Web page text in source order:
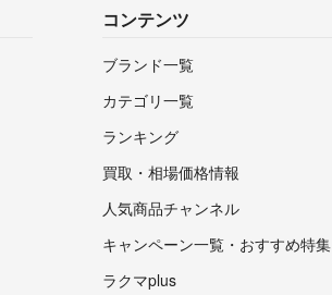
コンテンツ
ブランド一覧
カテゴリ一覧
ランキング
買取・相場価格情報
人気商品チャンネル
キャンペーン一覧・おすすめ特集
ラクマplus